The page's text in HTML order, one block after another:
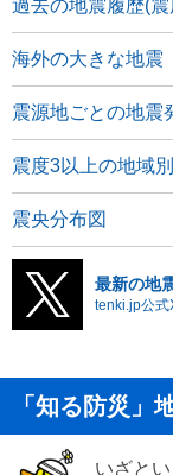
過去の地震履歴(
海外の大きな地震
震源地ごとの地震
震度3以上の地域
震央分布図
最新の地
tenki.jp公式
「知る防災」
いざと